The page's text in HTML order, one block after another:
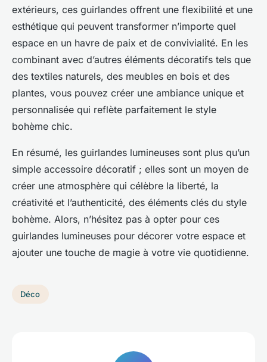
extérieurs, ces guirlandes offrent une flexibilité et une
esthétique qui peuvent transformer n’importe quel
espace en un havre de paix et de convivialité. En les
combinant avec d’autres éléments décoratifs tels que
des textiles naturels, des meubles en bois et des
plantes, vous pouvez créer une ambiance unique et
personnalisée qui reflète parfaitement le style
bohème chic.
En résumé, les guirlandes lumineuses sont plus qu’un
simple accessoire décoratif ; elles sont un moyen de
créer une atmosphère qui célèbre la liberté, la
créativité et l’authenticité, des éléments clés du style
bohème. Alors, n’hésitez pas à opter pour ces
guirlandes lumineuses pour décorer votre espace et
ajouter une touche de magie à votre vie quotidienne.
Déco